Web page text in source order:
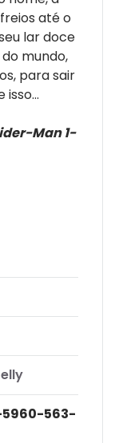
até o
lar doce
mundo,
para sair
isso...
Man 1-
563-